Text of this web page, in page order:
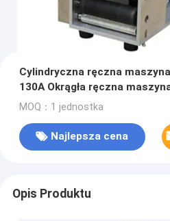
Cylindryczna ręczna
130A Okrągła ręczna
butelek
MOQ：1 jednostka
Najlepsza cena
Opis Produktu